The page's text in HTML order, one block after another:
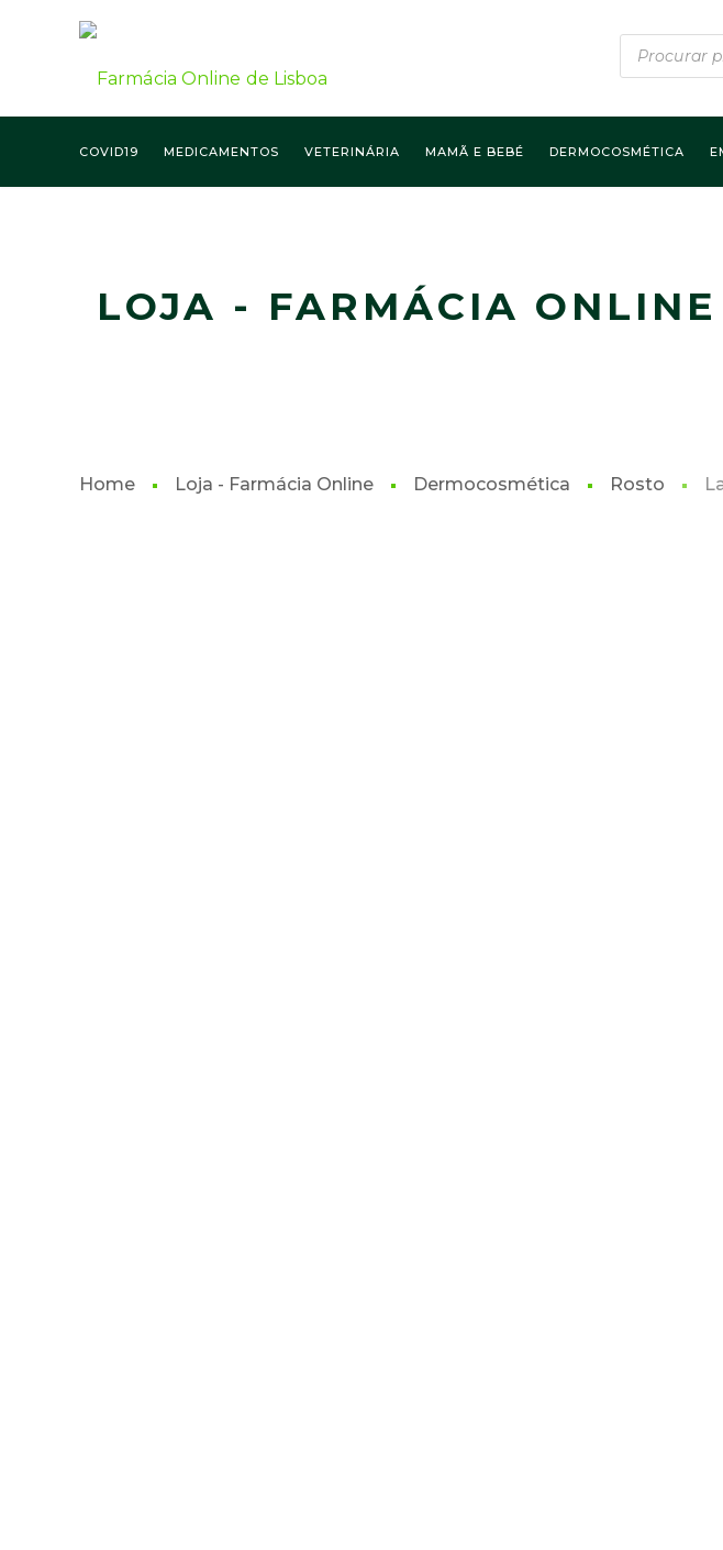
Products
search
COVID19 MEDICAMENTOS VETERINÁRIA MAMÃ E BEBÉ DERMOCOSMÉTICA
LOJA - FARMÁCIA ONLINE
Home Loja - Farmácia Online Dermocosmética Rosto